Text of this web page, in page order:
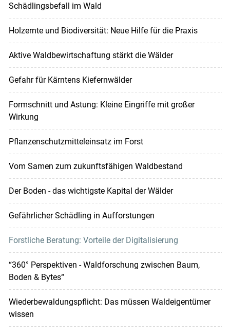
Schädlingsbefall im Wald
Holzernte und Biodiversität: Neue Hilfe für die Praxis
Aktive Waldbewirtschaftung stärkt die Wälder
Gefahr für Kärntens Kiefernwälder
Formschnitt und Astung: Kleine Eingriffe mit großer
Wirkung
Pflanzenschutzmitteleinsatz im Forst
Vom Samen zum zukunftsfähigen Waldbestand
Der Boden - das wichtigste Kapital der Wälder
Gefährlicher Schädling in Aufforstungen
Forstliche Beratung: Vorteile der Digitalisierung
“360° Perspektiven - Waldforschung zwischen Baum,
Boden & Bytes“
Wiederbewaldungspflicht: Das müssen Waldeigentümer
wissen